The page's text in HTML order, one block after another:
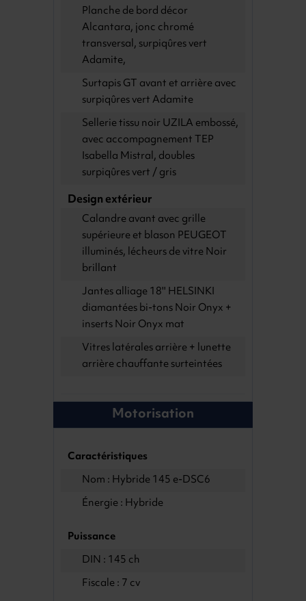
Planche de bord décor
Alcantara, jonc chromé
transversal, surpiqûres vert
Adamite,
Surtapis GT avant et arrière avec
surpiqûres vert Adamite
Sellerie tissu noir UZILA embossé,
avec accompagnement TEP
Isabella Mistral, doubles
surpiqûres vert / gris
Design extérieur
Calandre avant avec grille
supérieure et blason PEUGEOT
illuminés, lécheurs de vitre Noir
brillant
Jantes alliage 18'' HELSINKI
diamantées bi-tons Noir Onyx +
inserts Noir Onyx mat
Vitres latérales arrière + lunette
arrière chauffante surteintées
Motorisation
Caractéristiques
Nom : Hybride 145 e-DSC6
Énergie : Hybride
Puissance
DIN : 145 ch
Fiscale : 7 cv